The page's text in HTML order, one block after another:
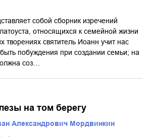
собой сборник изречений
относящихся к семейной жизни
творениях святитель Иоанн учит нас
побуждения при создании семьи; на
соз…
на том берегу
Александрович Мордвинкин